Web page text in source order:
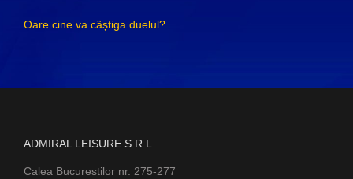
Oare cine va câștiga duelul?
ADMIRAL LEISURE S.R.L.
Calea Bucurestilor nr. 275-277